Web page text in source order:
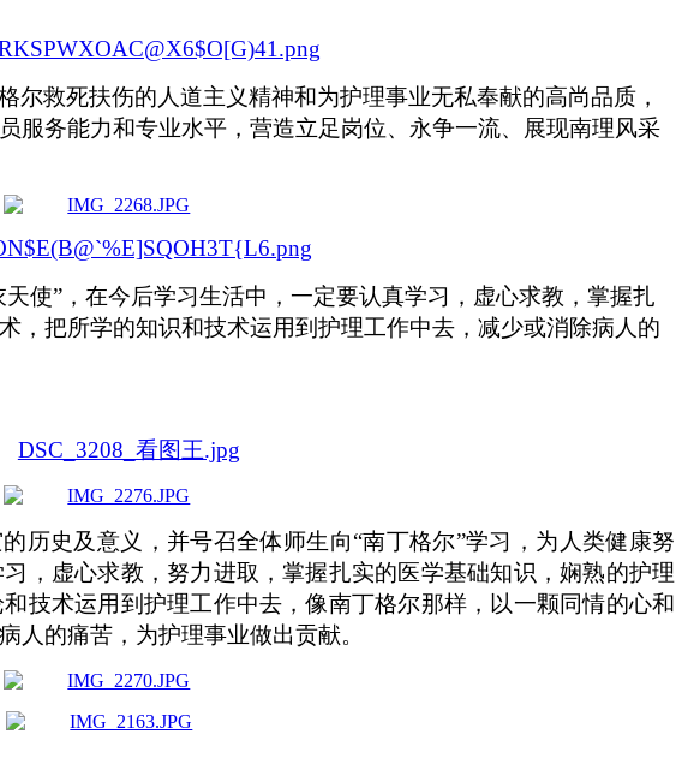
尔救死扶伤的人道主义精神和为护理事业无私奉献的高尚品质，
服务能力和专业水平，营造立足岗位、永争一流、展现南理风采
天使”，在今后学习生活中，一定要认真学习，虚心求教，掌握扎
，把所学的知识和技术运用到护理工作中去，减少或消除病人的
历史及意义，并号召全体师生向“南丁格尔”学习，为人类健康努
，虚心求教，努力进取，掌握扎实的医学基础知识，娴熟的护理
技术运用到护理工作中去，像南丁格尔那样，以一颗同情的心和
人的痛苦，为护理事业做出贡献。